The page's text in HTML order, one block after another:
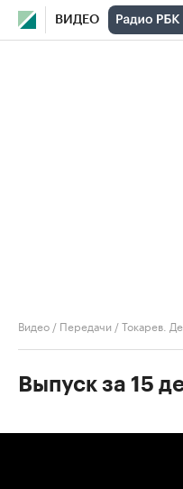
ВИДЕО
Видео / Передачи /Токарев.
Выпуск за 15